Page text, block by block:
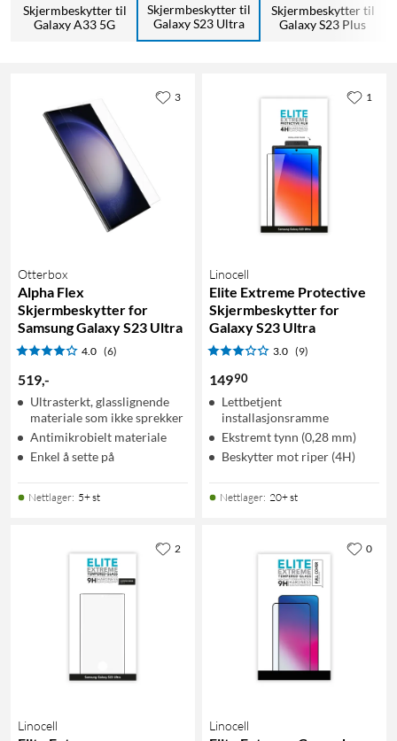
Skjermbeskytter til
Galaxy A33 5G
Skjermbeskytter til
Galaxy S23 Ultra
Skjermbeskytter til
Galaxy S23 Plus
Otterbox
Alpha Flex
Skjermbeskytter for
Samsung Galaxy S23 Ultra
4.0 (6)
519,-
Ultrasterkt, glasslignende
materiale som ikke sprekker
Antimikrobielt materiale
Enkel å sette på
Nettlager: 5+ st
3
Linocell
Elite Extreme Protective
Skjermbeskytter for
Galaxy S23 Ultra
3.0 (9)
14990
Lettbetjent
installasjonsramme
Ekstremt tynn (0,28 mm)
Beskytter mot riper (4H)
Nettlager: 20+ st
1
Linocell
2
Linocell
0